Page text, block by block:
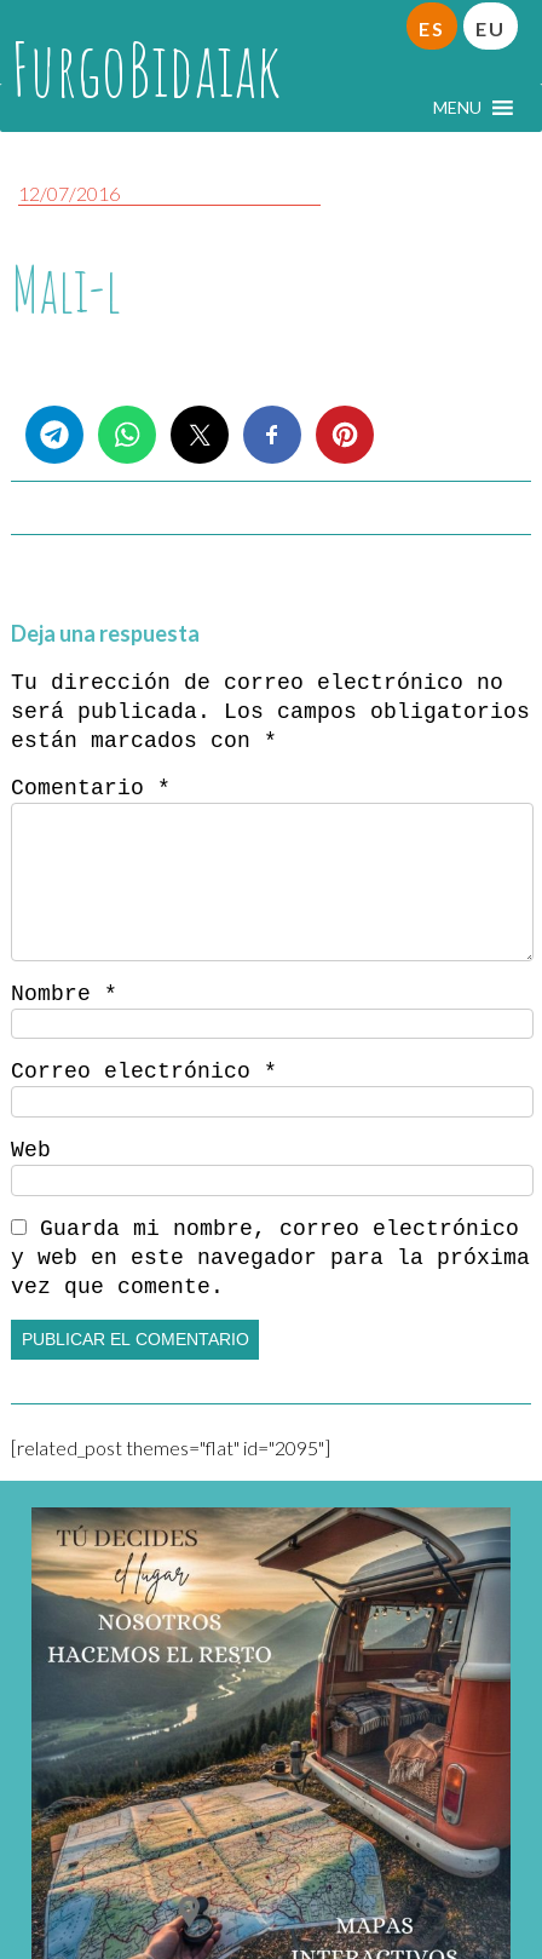
FurgoBidaiak MENU
ES EU
12/07/2016
Mali-l
Deja una respuesta
Tu dirección de correo electrónico no
será publicada.
Los campos obligatorios
están marcados con
*
Comentario
*
Nombre *
Correo electrónico *
Web
Guarda mi nombre, correo electrónico
y web en este navegador para la próxima
vez que comente.
[related_post themes="flat" id="2095"]